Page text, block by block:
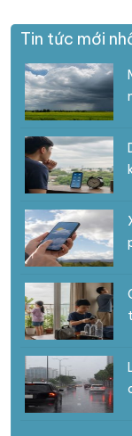
Tin tức mới